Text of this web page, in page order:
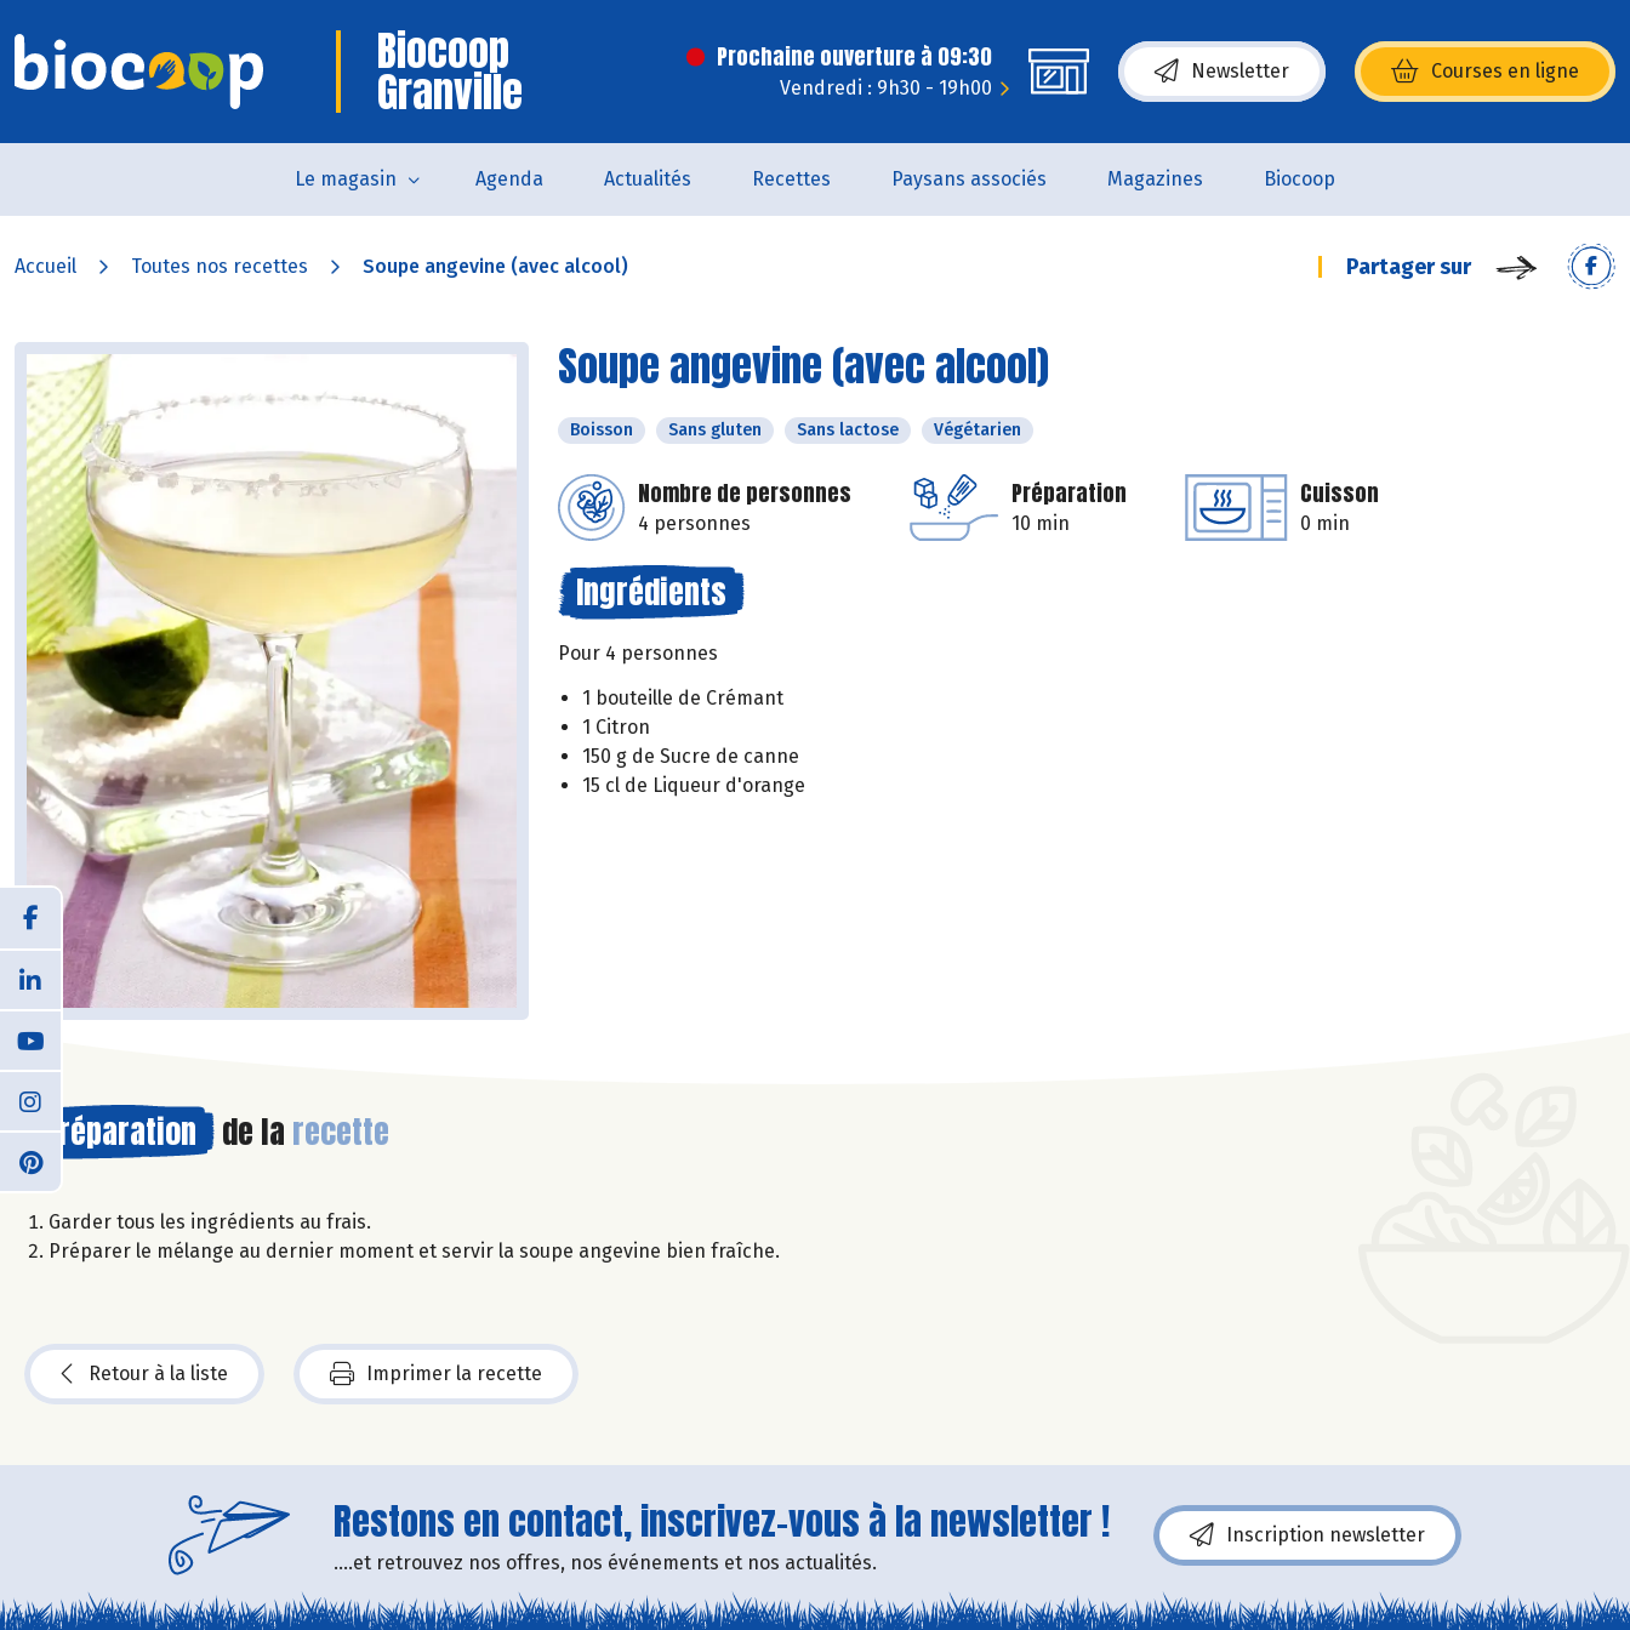
Biocoop
Granville
Prochaine ouverture à 09:30
Vendredi : 9h30 - 19h00
Newsletter Courses en ligne
(s’ouvre dans une nouvelle fenêtre)
Le magasin Agenda Actualités Recettes Paysans associés Magazines Biocoop
Accueil Toutes nos recettes Soupe angevine (avec alcool) Partager sur
Soupe angevine (avec alcool)
Boisson Sans gluten Sans lactose Végétarien
Nombre de personnes
4 personnes
Préparation
10 min
Cuisson
0 min
Ingrédients
Pour 4 personnes
1 bouteille de Crémant
1 Citron
150 g de Sucre de canne
15 cl de Liqueur d'orange
Préparation de la recette
Garder tous les ingrédients au frais.
Préparer le mélange au dernier moment et servir la soupe angevine bien fraîche.
Retour à la liste Imprimer la recette
Restons en contact, inscrivez-vous à la newsletter !
....et retrouvez nos offres, nos événements et nos actualités.
Inscription newsletter